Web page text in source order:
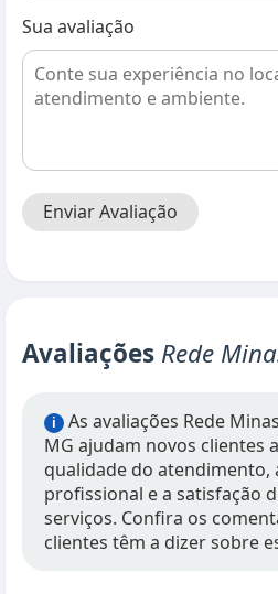
Sua avaliação
Enviar Avaliação
Avaliações Rede
i
As avaliações Rede
MG ajudam novos clientes
qualidade do atendimento,
profissional e a satisfação
serviços. Confira os
clientes têm a dizer sobre